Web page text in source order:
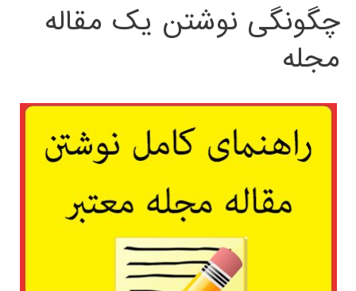
چگونگی نوشتن یک مقاله
مجله